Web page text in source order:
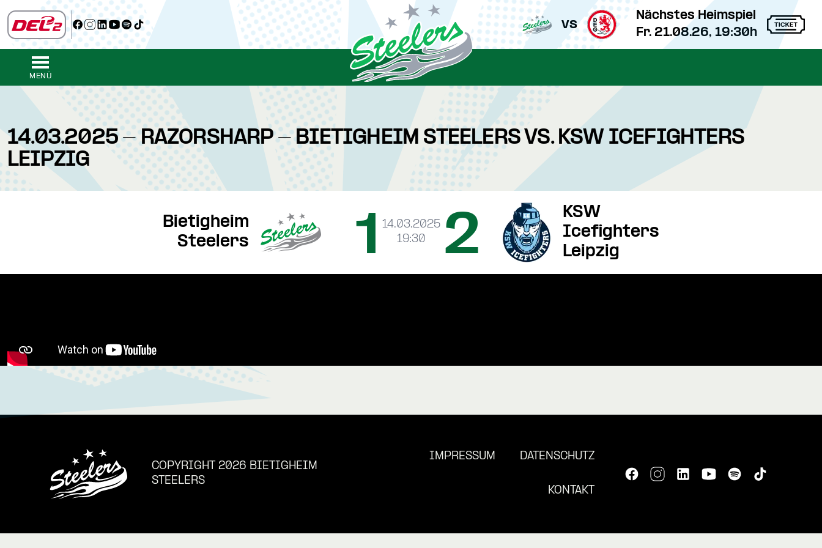
vs
Nächstes Heimspiel
Fr. 21.08.26, 19:30h
MENÜ
14.03.2025 - RAZORSHARP - BIETIGHEIM STEELERS VS. KSW ICEFIGHTERS
LEIPZIG
Bietigheim
Steelers
1 14.03.2025
19:30
KSW
Icefighters
Leipzig
2
COPYRIGHT 2026 BIETIGHEIM
STEELERS
IMPRESSUM DATENSCHUTZ
KONTAKT